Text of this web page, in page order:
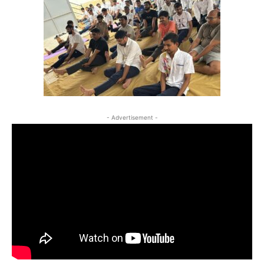
- Advertisement -